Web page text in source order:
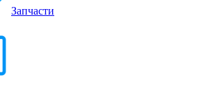
Запчасти